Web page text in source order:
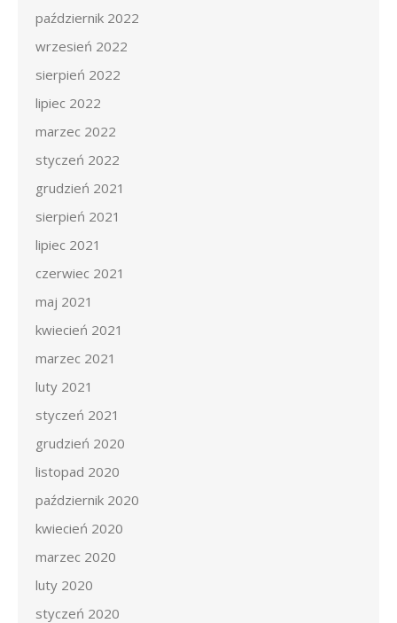
październik 2022
wrzesień 2022
sierpień 2022
lipiec 2022
marzec 2022
styczeń 2022
grudzień 2021
sierpień 2021
lipiec 2021
czerwiec 2021
maj 2021
kwiecień 2021
marzec 2021
luty 2021
styczeń 2021
grudzień 2020
listopad 2020
październik 2020
kwiecień 2020
marzec 2020
luty 2020
styczeń 2020